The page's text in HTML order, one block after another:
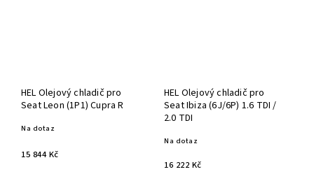
HEL Olejový chladič pro
Seat Leon (1P1) Cupra R
Na dotaz
15 844 Kč
HEL Olejový chladič pro
Seat Ibiza (6J/6P) 1.6 TDI /
2.0 TDI
Na dotaz
16 222 Kč